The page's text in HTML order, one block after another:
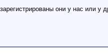
они у нас или у